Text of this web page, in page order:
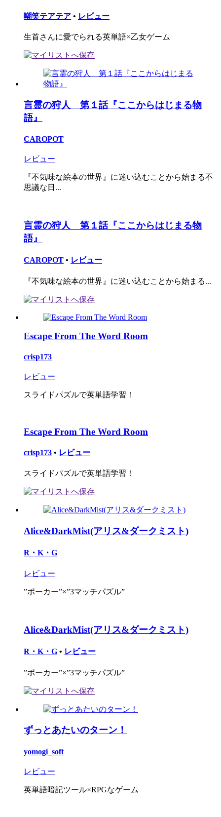
嘲笑テアテア • レビュー
生首さんに愛でられる英単語×乙女ゲーム
言霊の狩人 第１話『ここからはじまる物
語』
CAROPOT
レビュー
『不気味な絵本の世界』に迷い込むことから始まる不
思議な日...
言霊の狩人 第１話『ここからはじまる物
語』
CAROPOT • レビュー
『不気味な絵本の世界』に迷い込むことから始まる...
Escape From The Word Room
crisp173
レビュー
スライドパズルで英単語学習！
Escape From The Word Room
crisp173 • レビュー
スライドパズルで英単語学習！
Alice&DarkMist(アリス&ダークミスト)
R・K・G
レビュー
”ポーカー”×”3マッチパズル”
Alice&DarkMist(アリス&ダークミスト)
R・K・G • レビュー
”ポーカー”×”3マッチパズル”
ずっとあたいのターン！
yomogi_soft
レビュー
英単語暗記ツール×RPGなゲーム